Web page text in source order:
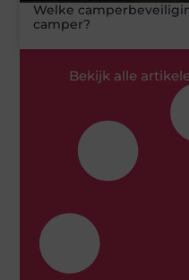
Welke
camper?
Bekijk alle